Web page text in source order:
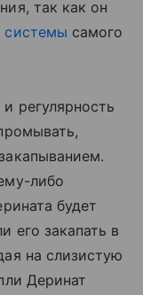
так как он
системы самого
регулярность
либо
будет
его закапать в
на слизистую
Деринат